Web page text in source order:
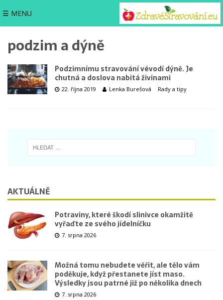
☰ MENU
podzim a dýně
Podzimnímu stravování vévodí dýně. Je
chutná a doslova nabitá živinami
22. října 2019 Lenka Burešová Rady a tipy
AKTUÁLNĚ
Potraviny, které škodí slinivce okamžitě
vyřaďte ze svého jídelníčku
7. srpna 2026
Možná tomu nebudete věřit, ale tělo vám
poděkuje, když přestanete jíst maso.
Výsledky jsou patrné již po několika dnech
7. srpna 2026